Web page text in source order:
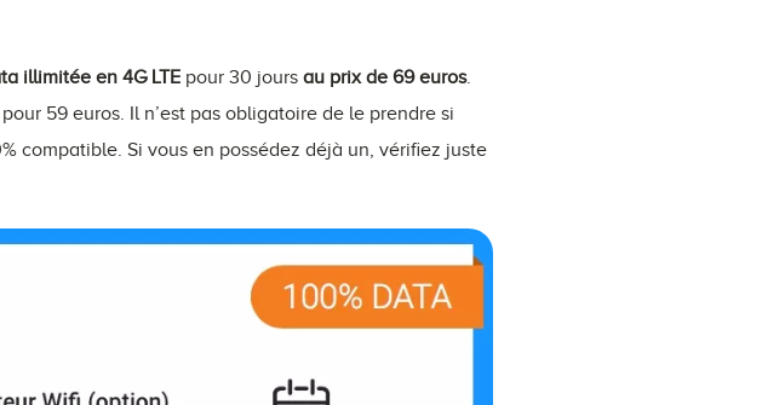
illimitée en 4G LTE pour 30 jours au prix de 69 euros.
59 euros. Il n’est pas obligatoire de le prendre si
compatible. Si vous en possédez déjà un, vérifiez juste